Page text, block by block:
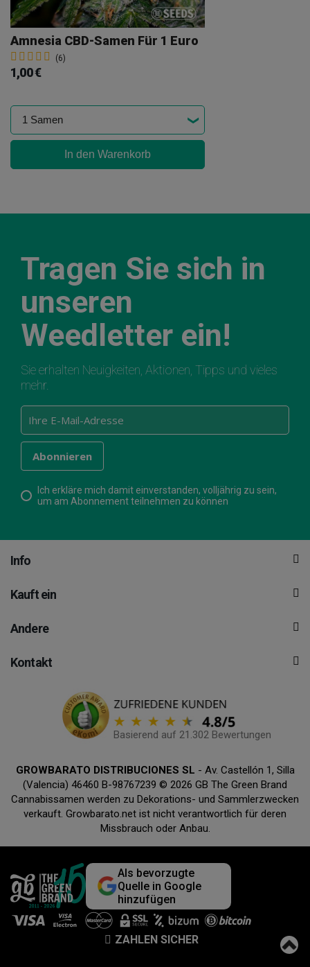
Amnesia CBD-Samen Für 1 Euro
(6)
1,00 €
In den Warenkorb
Tragen Sie sich in
unseren
Weedletter ein!
Sie erhalten Neuigkeiten, Aktionen, Tipps und vieles
mehr.
Ich erkläre mich damit einverstanden, volljährig zu sein,
um am Abonnement teilnehmen zu können
Info
Kauft ein
Andere
Kontakt
Basierend auf 21.302 Bewertungen
GROWBARATO DISTRIBUCIONES SL - Av. Castellón 1, Silla
(Valencia) 46460 B-98767239 © 2026 GB The Green Brand
Cannabissamen werden zu Dekorations- und Sammlerzwecken
verkauft. Growbarato.net ist nicht verantwortlich für deren
Missbrauch oder Anbau.
Als bevorzugte
Quelle in Google
hinzufügen
ZAHLEN SICHER